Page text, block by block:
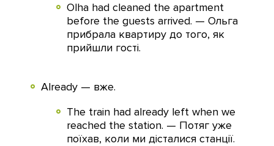
Olha had cleaned the apartment
before the guests arrived. — Ольга
прибрала квартиру до того, як
прийшли гості.
Already — вже.
The train had already left when we
reached the station. — Потяг уже
поїхав, коли ми дісталися станції.